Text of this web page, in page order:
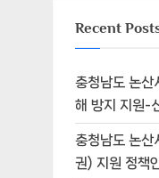
Recent
충청남도 논산
해 방지 지원-
충청남도 논산
권) 지원 정책